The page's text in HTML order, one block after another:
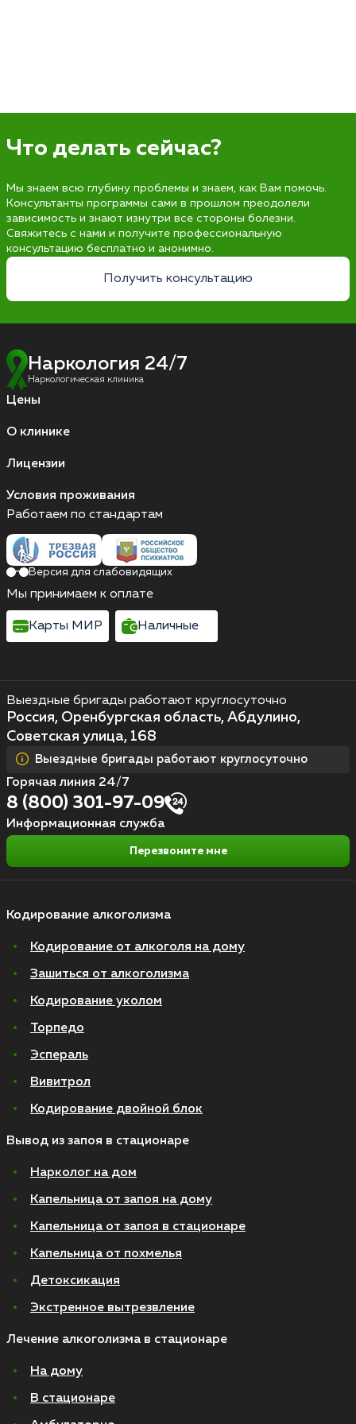
Что делать сейчас?
Мы знаем всю глубину проблемы и знаем, как Вам помочь.
Консультанты программы сами в прошлом преодолели
зависимость и знают изнутри все стороны болезни.
Свяжитесь с нами и получите профессиональную
консультацию бесплатно и анонимно.
Получить консультацию
Наркология 24/7
Наркологическая клиника
Цены
О клинике
Лицензии
Условия проживания
Кодирование алкоголизма
Кодирование от алкоголя на дому
Зашиться от алкоголизма
Кодирование уколом
Торпедо
Эспераль
Вивитрол
Кодирование двойной блок
Вывод из запоя в стационаре
Нарколог на дом
Капельница от запоя на дому
Капельница от запоя в стационаре
Капельница от похмелья
Детоксикация
Экстренное вытрезвление
Лечение алкоголизма в стационаре
На дому
В стационаре
Выездные бригады работают круглосуточно
Россия, Оренбургская область, Абдулино,
Советская улица, 168
Выездные бригады работают круглосуточно
Горячая линия 24/7
8 (800) 301-97-09
Информационная служба
Перезвоните мне
Работаем по стандартам
Версия для слабовидящих
Мы принимаем к оплате
Карты МИР Наличные